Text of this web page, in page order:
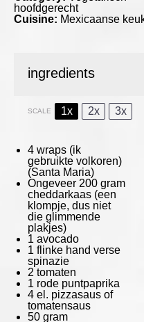
hoofdgerecht
Cuisine: Mexicaanse
ingredients
SCALE 1x 2x 3x
4 wraps (ik
gebruikte volkoren)
(Santa Maria)
Ongeveer 200 gram
cheddarkaas (een
klompje, dus niet
die glimmende
plakjes)
1 avocado
1 flinke hand verse
spinazie
2 tomaten
1 rode puntpaprika
4 el. pizzasaus of
tomatensaus
50 gram